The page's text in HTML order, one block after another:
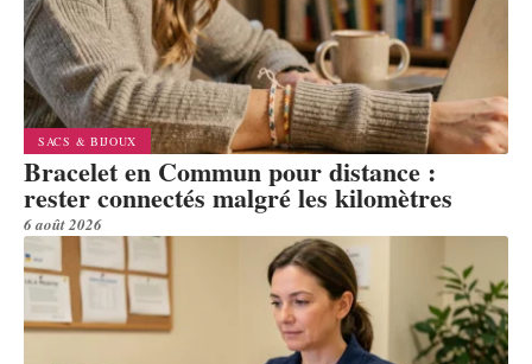
SACS & BIJOUX
Bracelet en Commun pour distance :
rester connectés malgré les kilomètres
6 août 2026